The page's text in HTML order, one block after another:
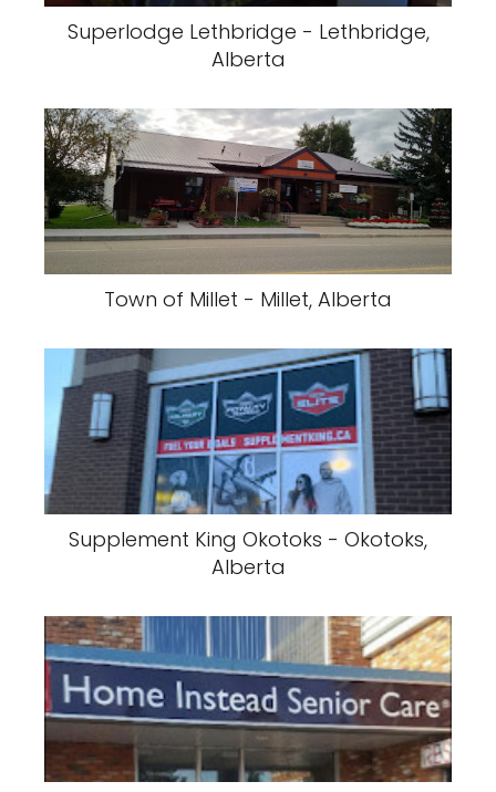
Superlodge Lethbridge - Lethbridge,
Alberta
Town of Millet - Millet, Alberta
Supplement King Okotoks - Okotoks,
Alberta